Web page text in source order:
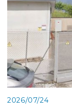
2026/07/24